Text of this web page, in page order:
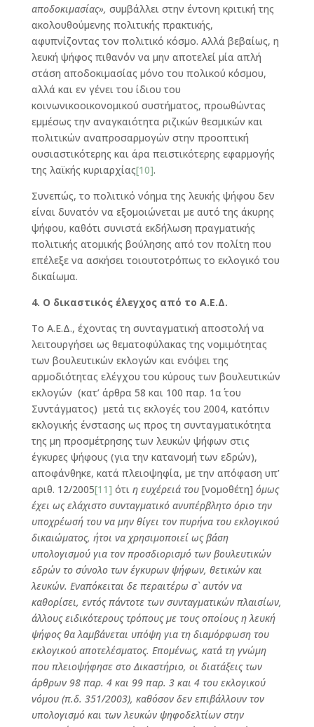
αποδοκιμασίας», συμβάλλει στην έντονη κριτική της
ακολουθούμενης πολιτικής πρακτικής,
αφυπνίζοντας τον πολιτικό κόσμο. Αλλά βεβαίως, η
λευκή ψήφος πιθανόν να μην αποτελεί μία απλή
στάση αποδοκιμασίας μόνο του πολικού κόσμου,
αλλά και εν γένει του ίδιου του
κοινωνικοοικονομικού συστήματος, προωθώντας
εμμέσως την αναγκαιότητα ριζικών θεσμικών και
πολιτικών αναπροσαρμογών στην προοπτική
ουσιαστικότερης και άρα πειστικότερης εφαρμογής
της λαϊκής κυριαρχίας[10].
Συνεπώς, το πολιτικό νόημα της λευκής ψήφου δεν
είναι δυνατόν να εξομοιώνεται με αυτό της άκυρης
ψήφου, καθότι συνιστά εκδήλωση πραγματικής
πολιτικής ατομικής βούλησης από τον πολίτη που
επέλεξε να ασκήσει τοιουτοτρόπως το εκλογικό του
δικαίωμα.
4. Ο δικαστικός έλεγχος από το Α.Ε.Δ.
Το Α.Ε.Δ., έχοντας τη συνταγματική αποστολή να
λειτουργήσει ως θεματοφύλακας της νομιμότητας
των βουλευτικών εκλογών και ενόψει της
αρμοδιότητας ελέγχου του κύρους των βουλευτικών
εκλογών (κατ’ άρθρα 58 και 100 παρ. 1α΄ του
Συντάγματος) μετά τις εκλογές του 2004, κατόπιν
εκλογικής ένστασης ως προς τη συνταγματικότητα
της μη προσμέτρησης των λευκών ψήφων στις
έγκυρες ψήφους (για την κατανομή των εδρών),
αποφάνθηκε, κατά πλειοψηφία, με την απόφαση υπ’
αριθ. 12/2005[11] ότι η ευχέρειά του [νομοθέτη] όμως
έχει ως ελάχιστο συνταγματικό ανυπέρβλητο όριο την
υποχρέωσή του να μην θίγει τον πυρήνα του εκλογικού
δικαιώματος, ήτοι να χρησιμοποιεί ως βάση
υπολογισμού για τον προσδιορισμό των βουλευτικών
εδρών το σύνολο των έγκυρων ψήφων, θετικών και
λευκών. Εναπόκειται δε περαιτέρω σ` αυτόν να
καθορίσει, εντός πάντοτε των συνταγματικών πλαισίων,
άλλους ειδικότερους τρόπους με τους οποίους η λευκή
ψήφος θα λαμβάνεται υπόψη για τη διαμόρφωση του
εκλογικού αποτελέσματος. Επομένως, κατά τη γνώμη
που πλειοψήφησε στο Δικαστήριο, οι διατάξεις των
άρθρων 98 παρ. 4 και 99 παρ. 3 και 4 του εκλογικού
νόμου (π.δ. 351/2003), καθόσον δεν επιβάλλουν τον
υπολογισμό και των λευκών ψηφοδελτίων στην